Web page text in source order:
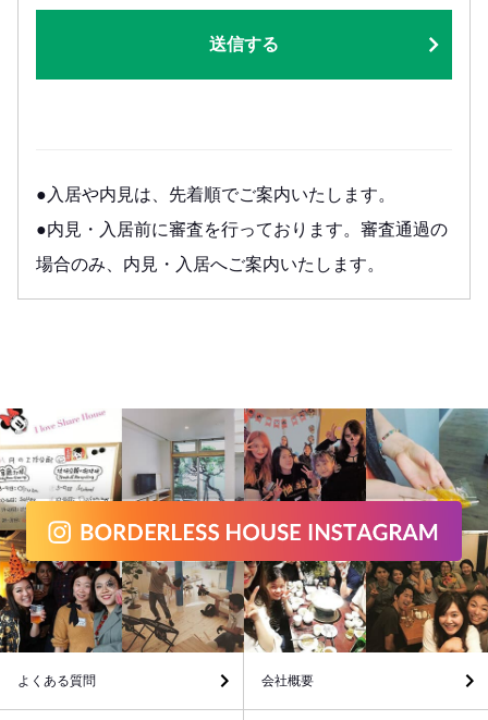
送信する
●入居や内見は、先着順でご案内いたします。
●内見・入居前に審査を行っております。審査通過の
場合のみ、内見・入居へご案内いたします。
よくある質問 会社概要